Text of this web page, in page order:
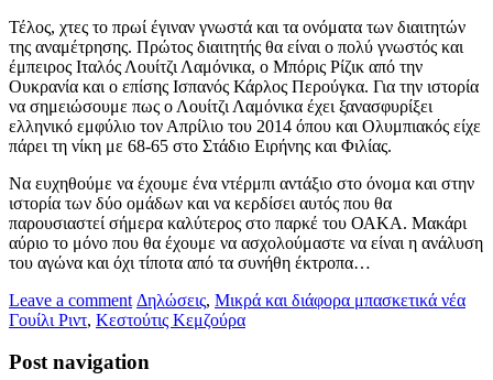
Τέλος, χτες το πρωί έγιναν γνωστά και τα ονόματα των διαιτητών
της αναμέτρησης. Πρώτος διαιτητής θα είναι ο πολύ γνωστός και
έμπειρος Ιταλός Λουίτζι Λαμόνικα, ο Μπόρις Ρίζικ από την
Ουκρανία και ο επίσης Ισπανός Κάρλος Περούγκα. Για την ιστορία
να σημειώσουμε πως ο Λουίτζι Λαμόνικα έχει ξανασφυρίξει
ελληνικό εμφύλιο τον Απρίλιο του 2014 όπου και Ολυμπιακός είχε
πάρει τη νίκη με 68-65 στο Στάδιο Ειρήνης και Φιλίας.
Να ευχηθούμε να έχουμε ένα ντέρμπι αντάξιο στο όνομα και στην
ιστορία των δύο ομάδων και να κερδίσει αυτός που θα
παρουσιαστεί σήμερα καλύτερος στο παρκέ του ΟΑΚΑ. Μακάρι
αύριο το μόνο που θα έχουμε να ασχολούμαστε να είναι η ανάλυση
του αγώνα και όχι τίποτα από τα συνήθη έκτροπα…
Leave a comment Δηλώσεις, Μικρά και διάφορα μπασκετικά νέα
Γουίλι Ριντ, Κεστούτις Κεμζούρα
Post navigation